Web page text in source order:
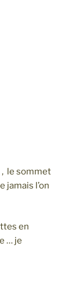
, le sommet
jamais l’on
en
… je